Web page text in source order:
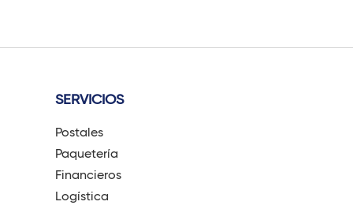
SERVICIOS
Postales
Paquetería
Financieros
Logística